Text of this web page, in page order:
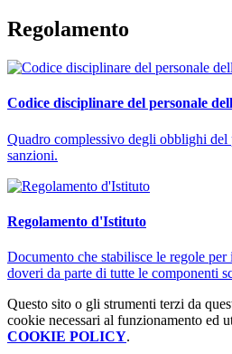
Regolamento
Codice disciplinare del personale
Quadro complessivo degli obblighi del
sanzioni.
Regolamento d'Istituto
Documento che stabilisce le regole
doveri da parte di tutte le componenti
Questo sito o gli strumenti terzi da
cookie necessari al funzionamento ed
COOKIE POLICY.